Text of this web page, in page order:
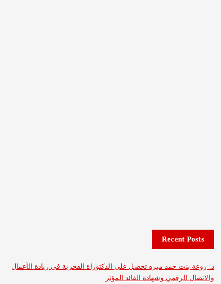
Recent
حمد ميره تحصل على الدكتوراة الفخرية في ريادة الأعمال
وشهادة القائد المؤثر